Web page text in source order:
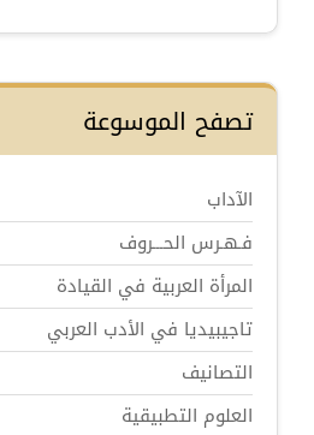
تصفح الموسوعة
الآداب
فـهـرس الحـــروف
المرأة العربية في القيادة
تاجيبيديا في الأدب العربي
التصانيف
العلوم التطبيقية